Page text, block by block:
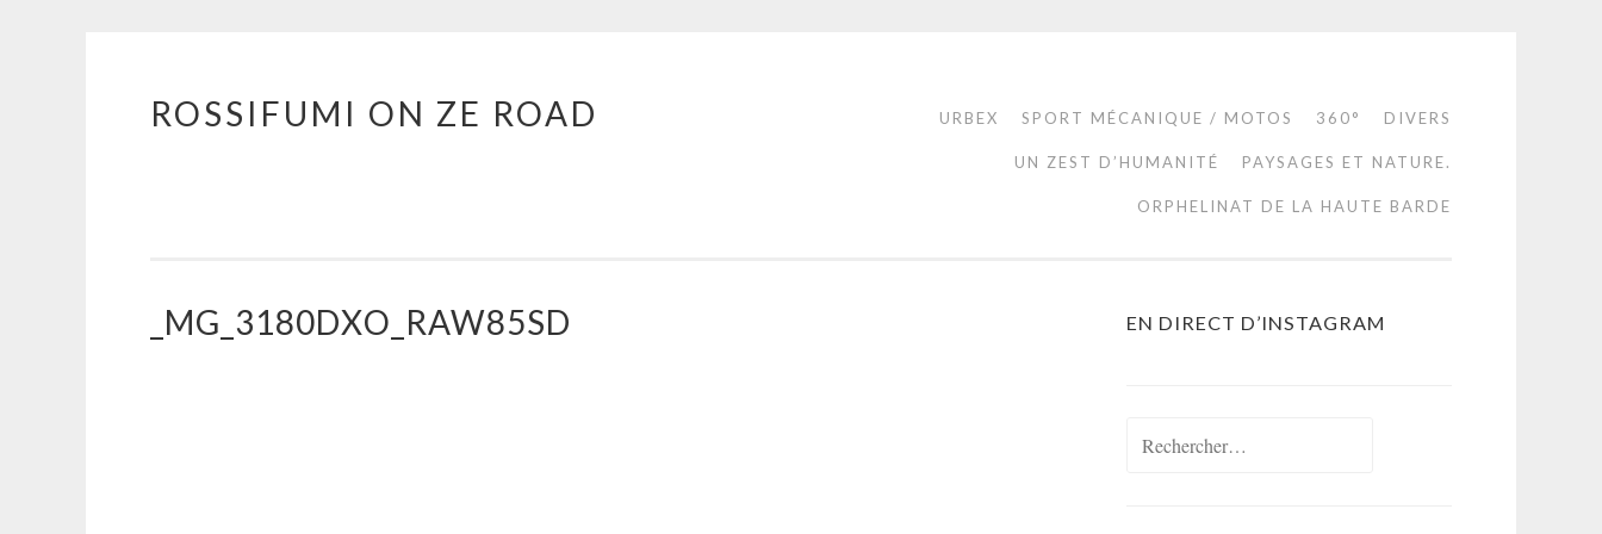
Aller
ROSSIFUMI ON ZE ROAD URBEX SPORT MÉCANIQUE / MOTOS 360° DIVERS
UN ZEST D’HUMANITÉ PAYSAGES ET NATURE.
ORPHELINAT DE LA HAUTE BARDE
_MG_3180DXO_RAW85SD EN DIRECT D’INSTAGRAM